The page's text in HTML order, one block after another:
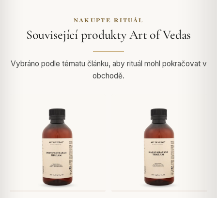
NAKUPTE RITUÁL
Související produkty Art of Vedas
Vybráno podle tématu článku, aby rituál mohl pokračovat v
obchodě.